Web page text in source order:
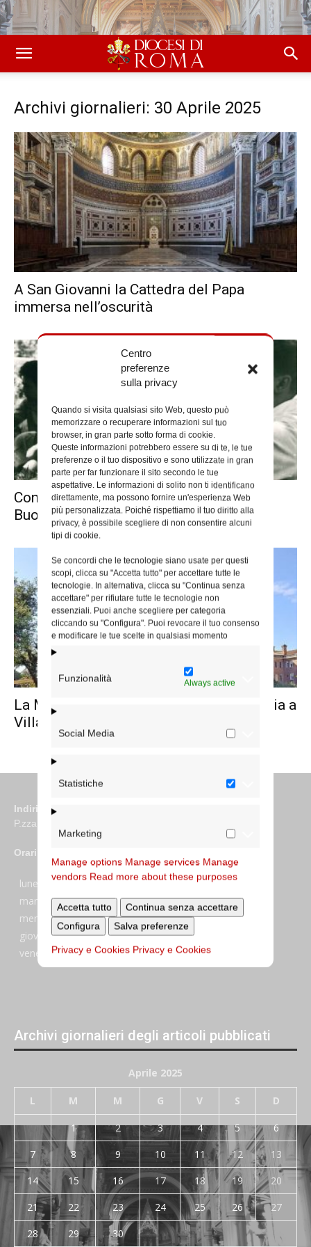
Centro
preferenze
sulla privacy
Quando si visita qualsiasi sito Web, questo può
memorizzare o recuperare informazioni sul tuo
browser, in gran parte sotto forma di cookie.
Queste informazioni potrebbero essere su di te, le tue
preferenze o il tuo dispositivo e sono utilizzate in gran
parte per far funzionare il sito secondo le tue
aspettative. Le informazioni di solito non ti identificano
direttamente, ma possono fornire un'esperienza Web
più personalizzata. Poiché rispettiamo il tuo diritto alla
privacy, è possibile scegliere di non consentire alcuni
tipi di cookie.
Se concordi che le tecnologie siano usate per questi
scopi, clicca su "Accetta tutto" per accettare tutte le
tecnologie. In alternativa, clicca su "Continua senza
accettare" per rifiutare tutte le tecnologie non
essenziali. Puoi anche scegliere per categoria
cliccando su "Configura". Puoi revocare il tuo consenso
e modificare le tue scelte in qualsiasi momento
Funzionalità Always active
Social Media
Statistiche
Marketing
Manage options Manage services Manage
vendors Read more about these purposes
Accetta tutto
Continua senza accettare
Configura
Salva preferenze
Privacy e Cookies Privacy e Cookies
Archivi giornalieri: 30 Aprile 2025
A San Giovanni la Cattedra del Papa
immersa nell’oscurità
Convegno su Canepa a Santa Maria del
Buon Consiglio
La Madonna di Fatima alla Sacra Famiglia a
Villa Troili
Indirizzo
P.zza S. Giovanni in Laterano 6 00184 Roma
Orari
lunedi:
7:45–13:45
martedi:
7:45–13:15 e 14:00-17:30
mercoledi:
7:45–13:15 e 14:00-17:30
giovedi:
7:45–13:45
venerdi:
7:45–13:45
Archivi giornalieri degli articoli pubblicati
Aprile 2025
L M M G V S D
1 2 3 4 5
6
7
8 9 10 11 12
13
14
15 16 17 18 19
20
21
22 23 24 25 26
27
28
29 30